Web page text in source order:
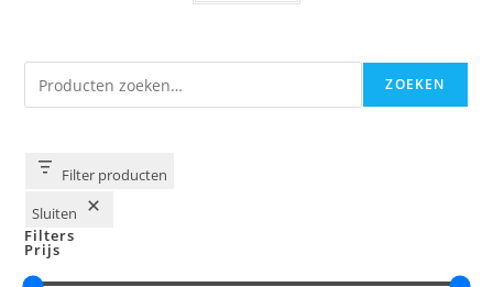
Zoeken ZOEKEN
Filter producten
Sluiten
Filters
Prijs